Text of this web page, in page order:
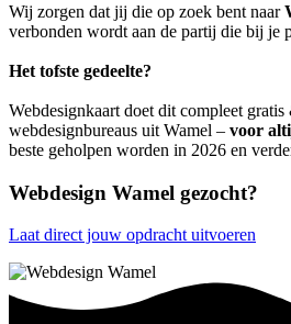
Wij zorgen dat jij die op zoek bent naar
verbonden wordt aan de partij die bij je
Het tofste gedeelte?
Webdesignkaart doet dit compleet
webdesignbureaus uit Wamel – voor
beste geholpen worden in 2026 en
Webdesign Wamel gezocht?
Laat direct jouw opdracht uitvoeren